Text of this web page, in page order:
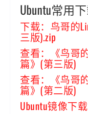
Ubuntu常用
下载：鸟哥的
三版).zip
查看：《鸟哥
篇》(第三版)
查看：《鸟哥
篇》(第二版)
Ubuntu镜像下载